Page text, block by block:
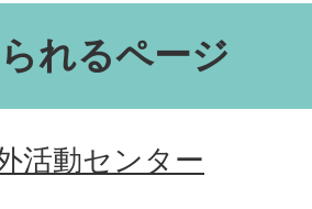
れるページ
活動センター